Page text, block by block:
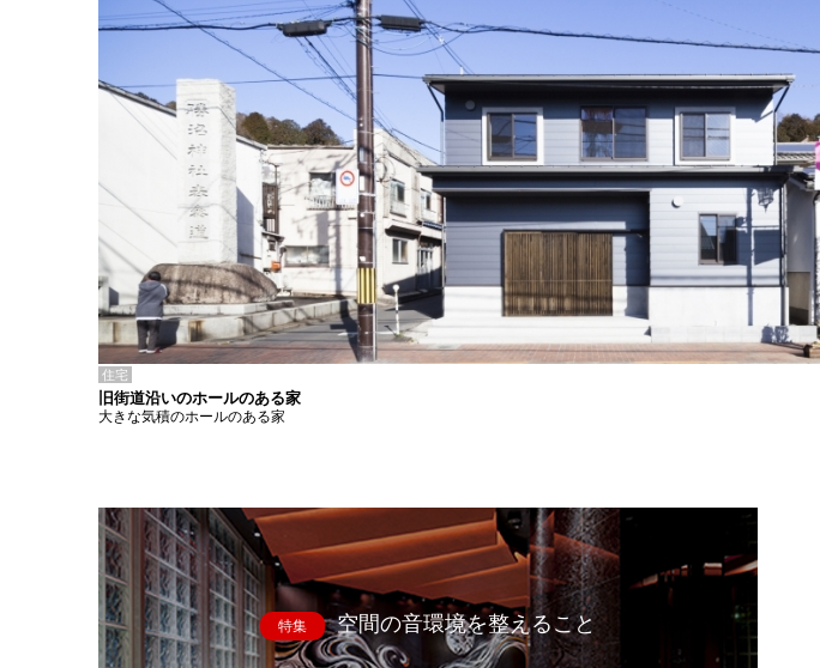
住宅
旧街道沿いのホールのある家
大きな気積のホールのある家
特集 空間の音環境を整えること